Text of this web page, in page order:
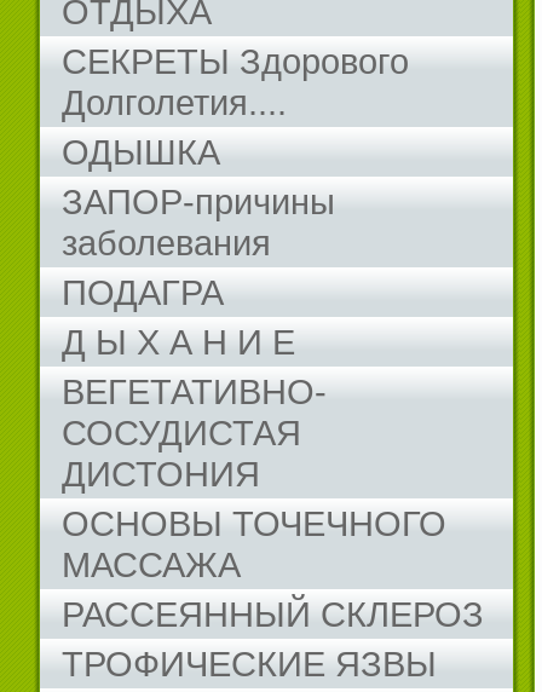
ОТДЫХА
СЕКРЕТЫ Здорового
Долголетия....
ОДЫШКА
ЗАПОР-причины
заболевания
ПОДАГРА
Д Ы Х А Н И Е
ВЕГЕТАТИВНО-
СОСУДИСТАЯ
ДИСТОНИЯ
ОСНОВЫ ТОЧЕЧНОГО
МАССАЖА
РАССЕЯННЫЙ СКЛЕРОЗ
ТРОФИЧЕСКИЕ ЯЗВЫ